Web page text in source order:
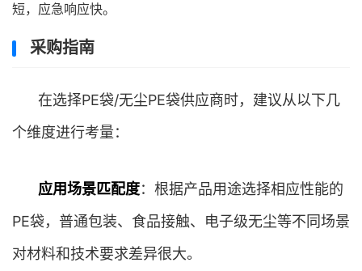
短，应急响应快。
采购指南
在选择PE袋/无尘PE袋供应商时，建议从以下几
个维度进行考量：
应用场景匹配度：根据产品用途选择相应性能的
PE袋，普通包装、食品接触、电子级无尘等不同场景
对材料和技术要求差异很大。